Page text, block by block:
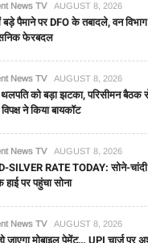
News TV AUGUST 8, 2026
पैमाने पर DFO के तबादले, वन
फेरबदल
News TV AUGUST 8, 2026
को बड़ा झटका, परिसीमन
ने किया बायकॉट
News TV AUGUST 8, 2026
SILVER RATE TODAY: सोने-
पर पहुंचा सोना
News TV AUGUST 8, 2026